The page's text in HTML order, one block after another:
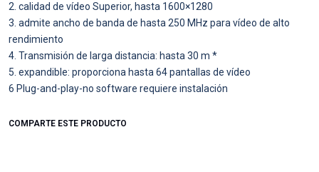
2. calidad de vídeo Superior, hasta 1600×1280
3. admite ancho de banda de hasta 250 MHz para vídeo de alto
rendimiento
4. Transmisión de larga distancia: hasta 30 m *
5. expandible: proporciona hasta 64 pantallas de vídeo
6 Plug-and-play-no software requiere instalación
COMPARTE ESTE PRODUCTO